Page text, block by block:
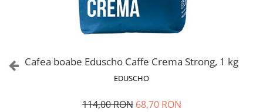
Cafea boabe Eduscho Caffe Crema Strong, 1 kg
EDUSCHO
114,00 RON 68,70 RON